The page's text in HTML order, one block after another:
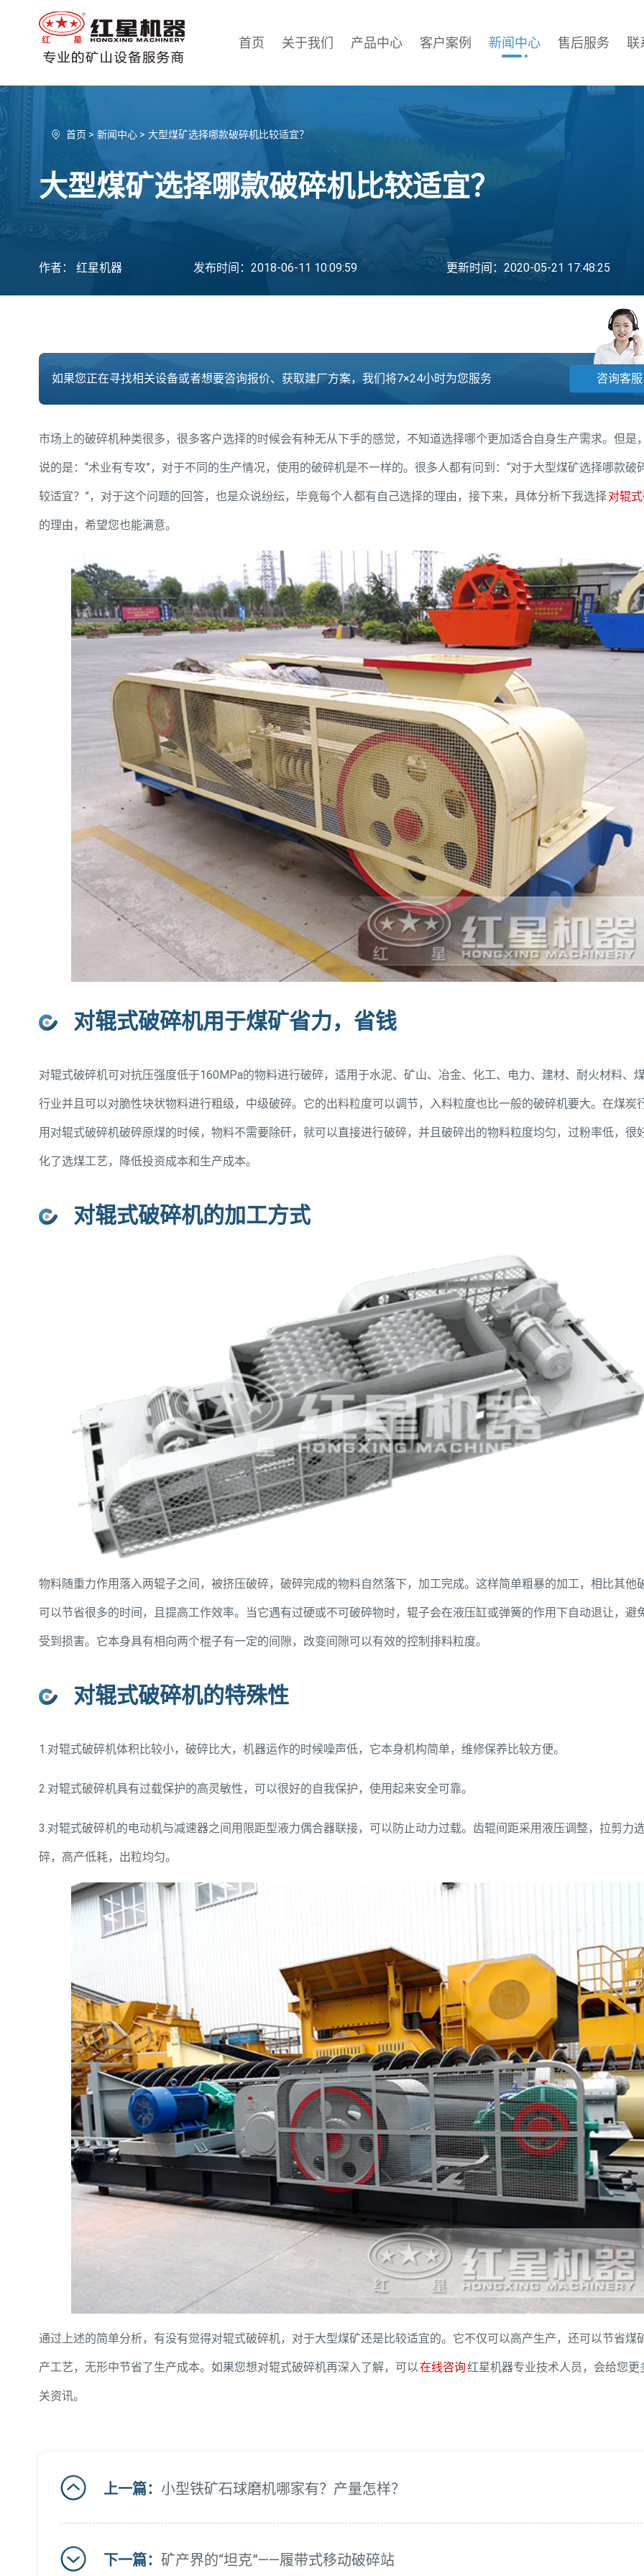
首页 关于我们 产品中心 客户案例 新闻中心 售后服务 联
首页> 新闻中心 > 大型煤矿选择哪款破碎机比较适宜？
大型煤矿选择哪款破碎机比较适宜？
作者： 红星机器 发布时间：2018-06-11 10:09:59 更新时间：2020-05-21 17:48:25
如果您正在寻找相关设备或者想要咨询报价、获取建厂方案，我们将7×24小时为您服务 咨询客服
市场上的破碎机种类很多，很多客户选择的时候会有种无从下手的感觉，不知道选择哪个更加适合自身生产需求。但是
说的是：“术业有专攻”，对于不同的生产情况，使用的破碎机是不一样的。很多人都有问到：“对于大型煤矿选择哪款破
较适宜？”，对于这个问题的回答，也是众说纷纭，毕竟每个人都有自己选择的理由，接下来，具体分析下我选择对辊
的理由，希望您也能满意。
对辊式破碎机用于煤矿省力，省钱
对辊式破碎机可对抗压强度低于160MPa的物料进行破碎，适用于水泥、矿山、冶金、化工、电力、建材、耐火材料、
行业并且可以对脆性块状物料进行粗级，中级破碎。它的出料粒度可以调节，入料粒度也比一般的破碎机要大。在煤炭
用对辊式破碎机破碎原煤的时候，物料不需要除矸，就可以直接进行破碎，并且破碎出的物料粒度均匀，过粉率低，很
化了选煤工艺，降低投资成本和生产成本。
对辊式破碎机的加工方式
物料随重力作用落入两辊子之间，被挤压破碎，破碎完成的物料自然落下，加工完成。这样简单粗暴的加工，相比其他
可以节省很多的时间，且提高工作效率。当它遇有过硬或不可破碎物时，辊子会在液压缸或弹簧的作用下自动退让，避
受到损害。它本身具有相向两个棍子有一定的间隙，改变间隙可以有效的控制排料粒度。
对辊式破碎机的特殊性
1.对辊式破碎机体积比较小，破碎比大，机器运作的时候噪声低，它本身机构简单，维修保养比较方便。
2.对辊式破碎机具有过载保护的高灵敏性，可以很好的自我保护，使用起来安全可靠。
3.对辊式破碎机的电动机与减速器之间用限距型液力偶合器联接，可以防止动力过载。齿辊间距采用液压调整，拉剪力
碎，高产低耗，出粒均匀。
通过上述的简单分析，有没有觉得对辊式破碎机，对于大型煤矿还是比较适宜的。它不仅可以高产生产，还可以节省煤
产工艺，无形中节省了生产成本。如果您想对辊式破碎机再深入了解，可以 在线咨询红星机器专业技术人员，会给您更
关资讯。
上一篇： 小型铁矿石球磨机哪家有？产量怎样？
下一篇： 矿产界的“坦克”——履带式移动破碎站